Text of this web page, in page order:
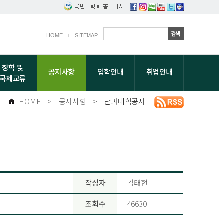
HOME SITEMAP
장학 및
제교류
공지사항 입학안내 취업안내
HOME > 공지사항 > 단과대학공지
작성자 김태현
조회수 46630